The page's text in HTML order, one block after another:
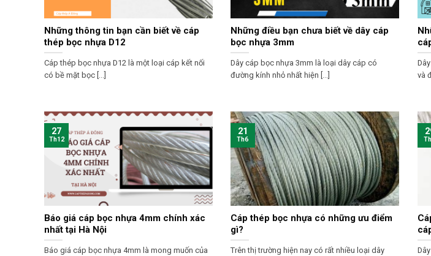
Những thông tin bạn cần biết về cáp
thép bọc nhựa D12
Cáp thép bọc nhựa D12 là một loại cáp kết nối
có bề mặt bọc [...]
Những điều bạn chưa biết về dây cáp
bọc nhựa 3mm
Dây cáp bọc nhựa 3mm là loại dây cáp có
đường kính nhỏ nhất hiện [...]
và
Báo giá cáp bọc nhựa 4mm chính xác
nhất tại Hà Nội
Báo giá cáp bọc nhựa 4mm là mong muốn của
27
Th12
Cáp thép bọc nhựa có những ưu điểm
gì?
Trên thị trường hiện nay có rất nhiều loại dây
21
Th6